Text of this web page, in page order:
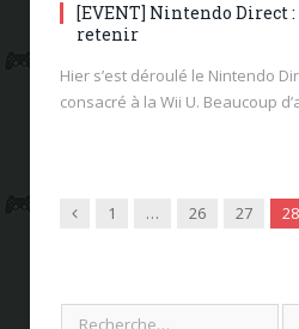
[EVENT] Nintendo Direct :
retenir
Hier s’est déroulé le Nintendo
consacré à la Wii U. Beaucoup
Previous
1 … 26 27 28